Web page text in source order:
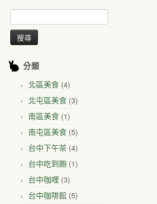
搜
尋
關
鍵
分類
北區美食 (4)
北屯區美食 (3)
南區美食 (1)
南屯區美食 (5)
台中下午茶 (4)
台中吃到飽 (1)
台中咖哩 (3)
台中咖啡館 (5)